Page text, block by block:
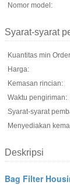
Nomor model:
Syarat-syarat
Kuantitas min
Harga:
Kemasan rincian:
Waktu pengiriman:
Syarat-syarat
Menyediakan
Deskripsi
Bag Filter